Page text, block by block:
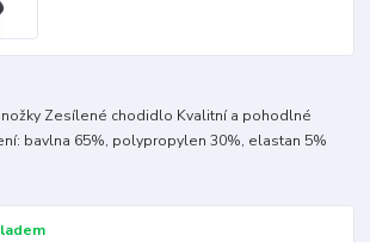
Zesílené chodidlo Kvalitní a pohodlné
bavlna 65%, polypropylen 30%, elastan 5%